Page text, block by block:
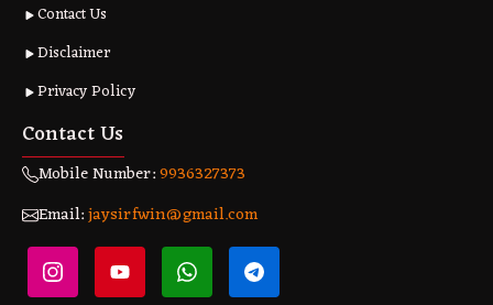
Contact Us
Disclaimer
Privacy Policy
Contact Us
Mobile Number:9936327373
Email:jaysirfwin@gmail.com